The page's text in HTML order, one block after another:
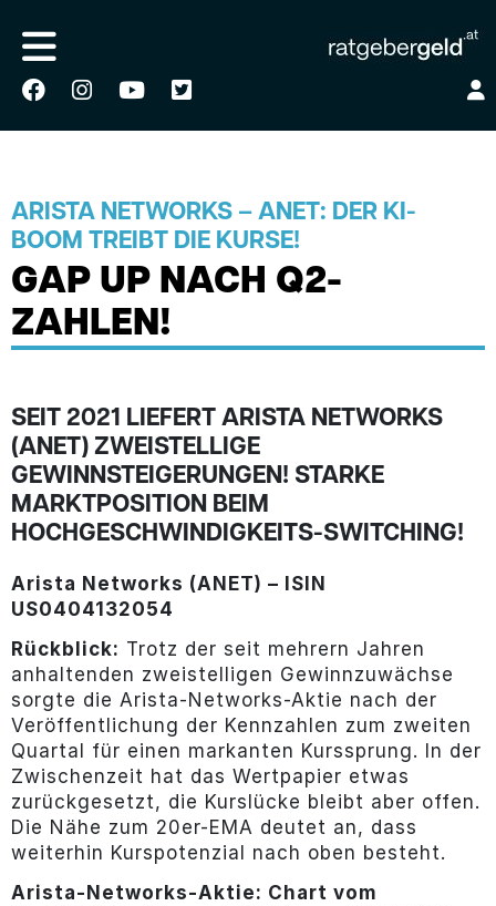
ARISTA NETWORKS – ANET: DER KI-
BOOM TREIBT DIE KURSE!
GAP UP NACH Q2-
ZAHLEN!
SEIT 2021 LIEFERT ARISTA NETWORKS
(ANET) ZWEISTELLIGE
GEWINNSTEIGERUNGEN! STARKE
MARKTPOSITION BEIM
HOCHGESCHWINDIGKEITS-SWITCHING!
Arista Networks (ANET) – ISIN
US0404132054
Rückblick: Trotz der seit mehrern Jahren
anhaltenden zweistelligen Gewinnzuwächse
sorgte die Arista-Networks-Aktie nach der
Veröffentlichung der Kennzahlen zum zweiten
Quartal für einen markanten Kurssprung. In der
Zwischenzeit hat das Wertpapier etwas
zurückgesetzt, die Kurslücke bleibt aber offen.
Die Nähe zum 20er-EMA deutet an, dass
weiterhin Kurspotenzial nach oben besteht.
Arista-Networks-Aktie: Chart vom